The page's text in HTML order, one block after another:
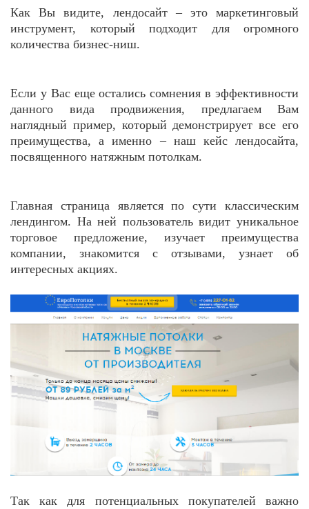
Как Вы видите, лендосайт – это маркетинговый
инструмент, который подходит для огромного
количества бизнес-ниш.
Если у Вас еще остались сомнения в эффективности
данного вида продвижения, предлагаем Вам
наглядный пример, который демонстрирует все его
преимущества, а именно – наш кейс лендосайта,
посвященного натяжным потолкам.
Главная страница является по сути классическим
лендингом. На ней пользователь видит уникальное
торговое предложение, изучает преимущества
компании, знакомится с отзывами, узнает об
интересных акциях.
Так как для потенциальных покупателей важно